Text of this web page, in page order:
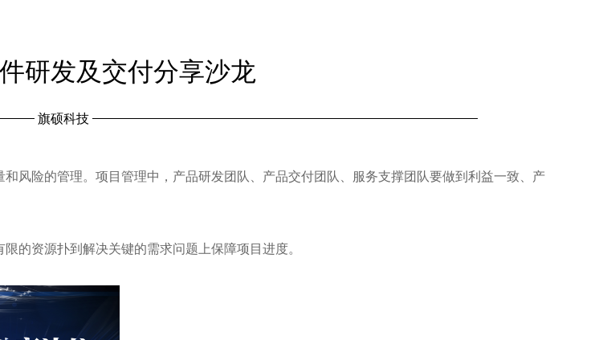
研发及交付分享沙龙
旗硕科技
险的管理。项目管理中，产品研发团队、产品交付团队、服务支撑团队要做到利益一致、产
资源扑到解决关键的需求问题上保障项目进度。